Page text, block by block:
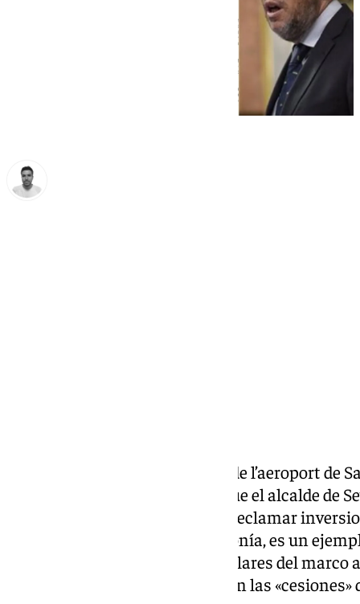
Excm, S. Ministro, la connexió de l’aeroport de
comienza la carta en catalán que el alcalde de
al ministro Óscar Puente para reclamar
la ciudad. El gesto, repleto de ironía, es un
que mantienen los líderes populares del
Gobierno central, al que achacan las